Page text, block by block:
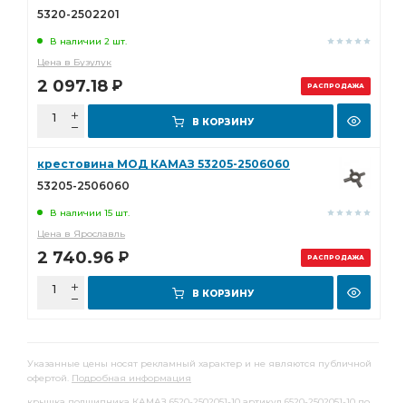
РАСПРОДАЖА
5320-2502201
В наличии 2 шт.
Цена в Бузулук
2 097.18 Р
В КОРЗИНУ
РАСПРОДАЖА
крестовина МОД КАМАЗ 53205-2506060
53205-2506060
В наличии 15 шт.
Цена в Ярославль
2 740.96 Р
В КОРЗИНУ
Указанные цены носят рекламный характер и не являются публичной
офертой. Подробная информация